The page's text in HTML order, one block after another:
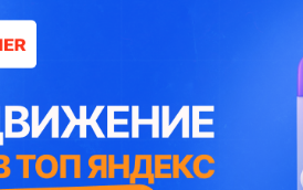
Школа
Шьем